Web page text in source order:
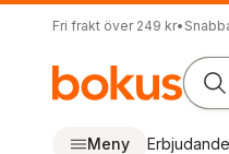
Fri frakt över 249 kr•
Meny